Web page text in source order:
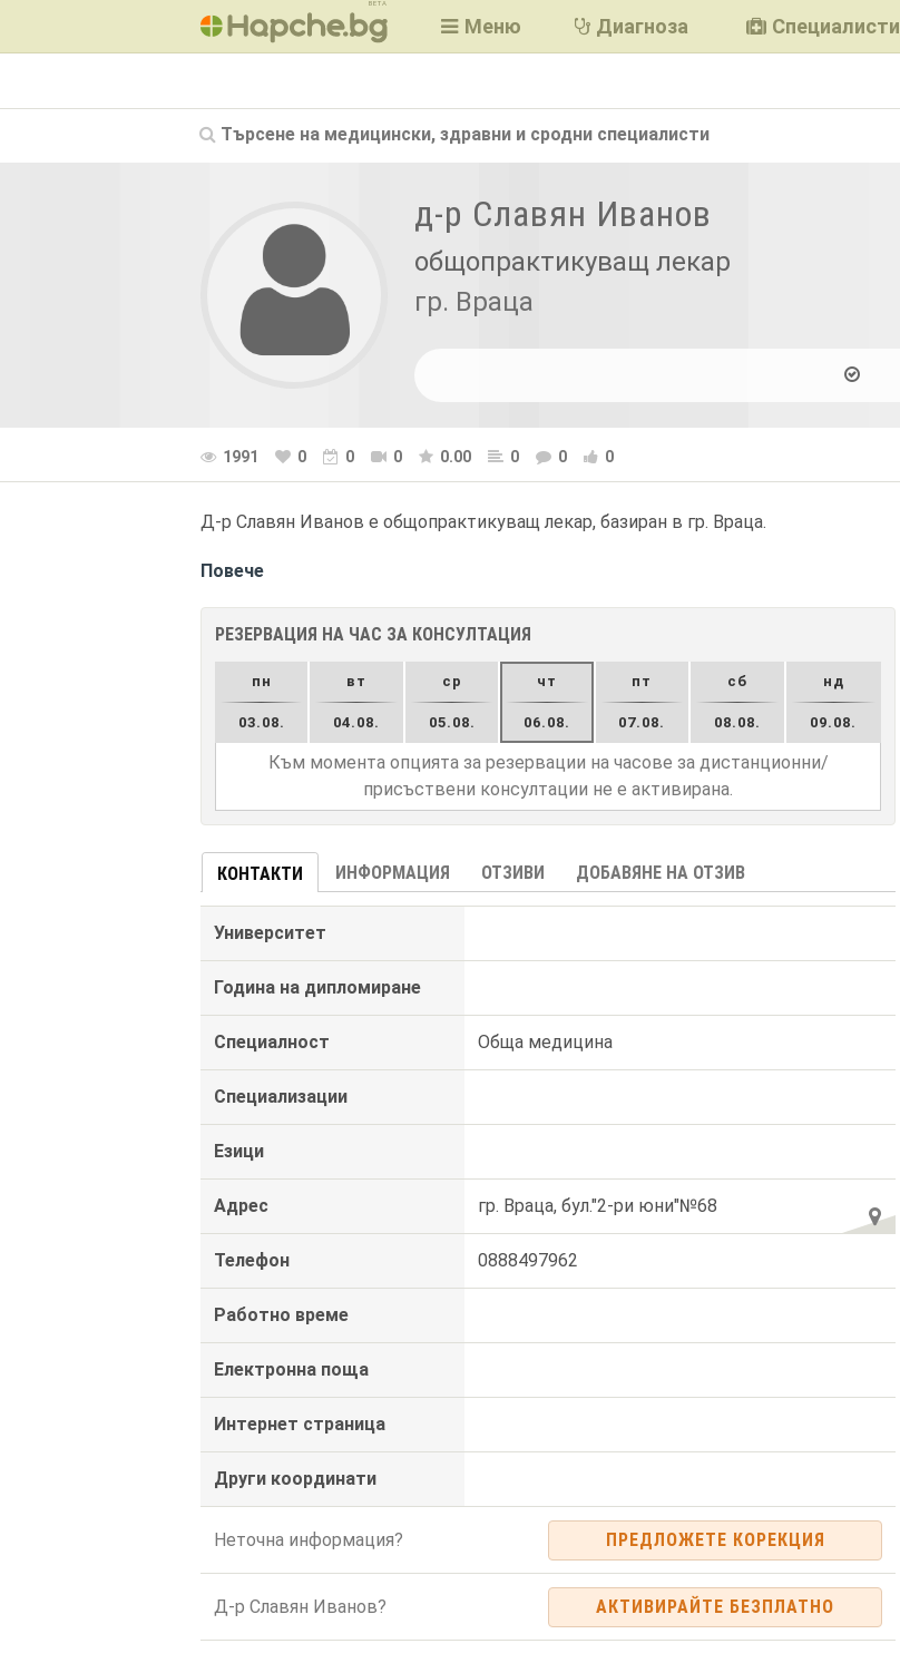
BETA
Меню Диагноза Специалисти
Търсене на медицински, здравни и сродни специалисти
д-р Славян Иванов
общопрактикуващ лекар
гр. Враца
1991 0 0 0 0.00 0 0 0
Д-р Славян Иванов е общопрактикуващ лекар, базиран в гр. Враца.
Повече
РЕЗЕРВАЦИЯ НА ЧАС ЗА КОНСУЛТАЦИЯ
пн
03.08.
вт
04.08.
ср
05.08.
чт
06.08.
пт
07.08.
сб
08.08.
нд
09.08.
Към момента опцията за резервации на часове за дистанционни/
присъствени консултации не е активирана.
КОНТАКТИ ИНФОРМАЦИЯ ОТЗИВИ ДОБАВЯНЕ НА ОТЗИВ
Университет
Година на дипломиране
Специалност Обща медицина
Специализации
Езици
Адрес гр. Враца, бул."2-ри юни"№68
Телефон 0888497962
Работно време
Електронна поща
Интернет страница
Други координати
Неточна информация? ПРЕДЛОЖЕТЕ КОРЕКЦИЯ
Д-р Славян Иванов? АКТИВИРАЙТЕ БЕЗПЛАТНО